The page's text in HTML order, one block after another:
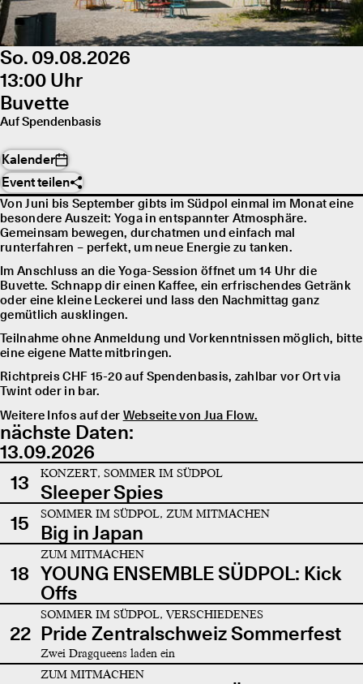
So. 09.08.2026
13:00 Uhr
Buvette
Auf Spendenbasis
Kalender
Event teilen
Von Juni bis September gibts im Südpol einmal im Monat eine
besondere Auszeit: Yoga in entspannter Atmosphäre.
Gemeinsam bewegen, durchatmen und einfach mal
runterfahren – perfekt, um neue Energie zu tanken.
Im Anschluss an die Yoga-Session öffnet um 14 Uhr die
Buvette. Schnapp dir einen Kaffee, ein erfrischendes Getränk
oder eine kleine Leckerei und lass den Nachmittag ganz
gemütlich ausklingen.
Teilnahme ohne Anmeldung und Vorkenntnissen möglich, bitte
eine eigene Matte mitbringen.
Richtpreis CHF 15-20 auf Spendenbasis, zahlbar vor Ort via
Twint oder in bar.
Weitere Infos auf der Webseite von Jua Flow.
nächste Daten:
13.09.2026
13
KONZERT, SOMMER IM SÜDPOL
Sleeper Spies
15
SOMMER IM SÜDPOL, ZUM MITMACHEN
Big in Japan
18
ZUM MITMACHEN
YOUNG ENSEMBLE SÜDPOL: Kick
Offs
22
SOMMER IM SÜDPOL, VERSCHIEDENES
Pride Zentralschweiz Sommerfest
Zwei Dragqueens laden ein
ZUM MITMACHEN